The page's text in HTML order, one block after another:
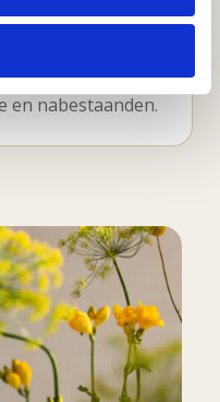
blijvend
en nabestaanden.